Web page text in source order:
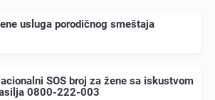
usluga porodičnog smеštaja
SOS broj za žеnе sa iskustvom
0800-222-003